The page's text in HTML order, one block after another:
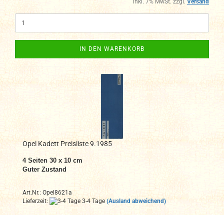
IN DEN WARENKORB
Opel Kadett Preisliste 9.1985
4 Seiten 30 x 10 cm
Guter Zustand
Art.Nr.: Opel8621a
Lieferzeit:
3-4 Tage (Ausland abweichend)